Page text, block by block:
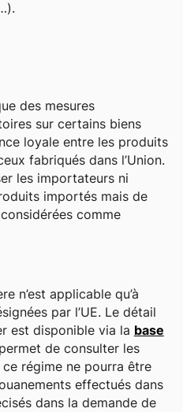
des mesures
sur certains biens
loyale entre les produits
fabriqués dans l’Union.
les importateurs ni
importés mais de
comme
n’est applicable qu’à
par l’UE. Le détail
est disponible via la base
de consulter les
ce régime ne pourra être
effectués dans
dans la demande de